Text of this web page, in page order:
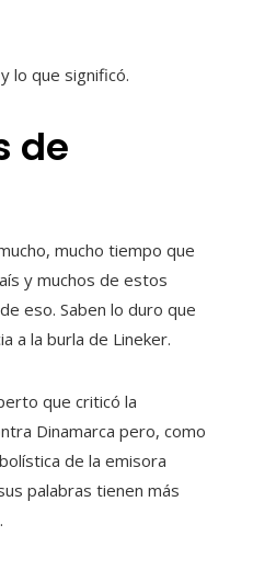
lo que significó.
de
mucho tiempo que
y muchos de estos
eso. Saben lo duro que
a la burla de Lineker.
que criticó la
Dinamarca pero, como
de la emisora
palabras tienen más